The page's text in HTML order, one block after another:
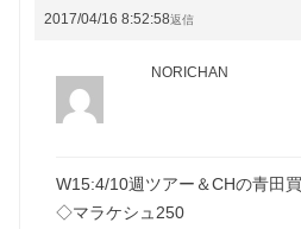
2017/04/16 8:52:58返信
NORICHAN
W15:4/10週ツアー＆CHの青田
◇マラケシュ250